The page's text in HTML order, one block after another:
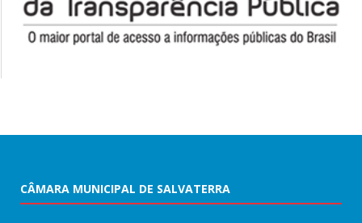
CÂMARA MUNICIPAL DE SALVATERRA